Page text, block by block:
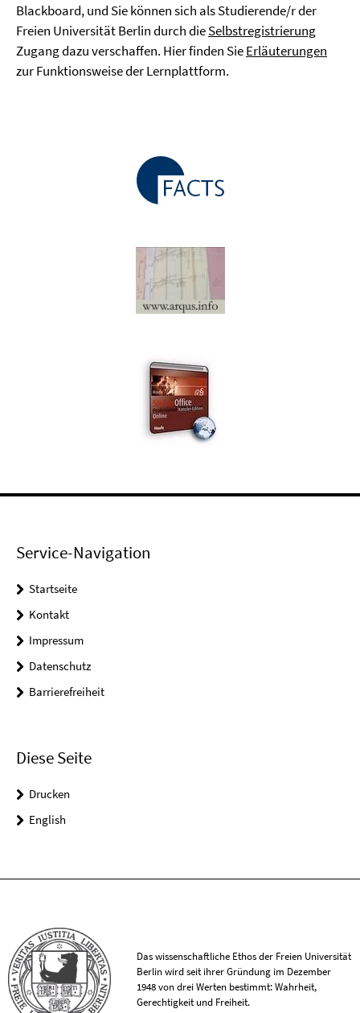
Blackboard, und Sie können sich als Studierende/r der
Freien Universität Berlin durch dieSelbstregistrierung
Zugang dazu verschaffen. Hier finden SieErläuterungen
zur Funktionsweise der Lernplattform.
Service-Navigation
Startseite
Kontakt
Impressum
Datenschutz
Barrierefreiheit
Diese Seite
Drucken
English
Das wissenschaftliche Ethos der Freien Universität
Berlin wird seit ihrer Gründung im Dezember
1948 von drei Werten bestimmt: Wahrheit,
Gerechtigkeit und Freiheit.